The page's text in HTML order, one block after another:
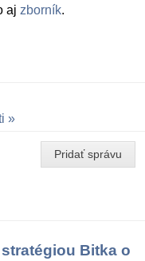
aj zborník.
Pridať správu
Bitka o